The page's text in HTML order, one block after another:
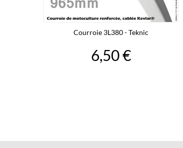
Courroie 3L380 - Teknic
6,50 €